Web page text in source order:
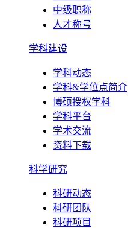
中级职称
人才称号
学科建设
学科动态
学科&学位点简介
博硕授权学科
学科平台
学术交流
资料下载
科学研究
科研动态
科研团队
科研项目